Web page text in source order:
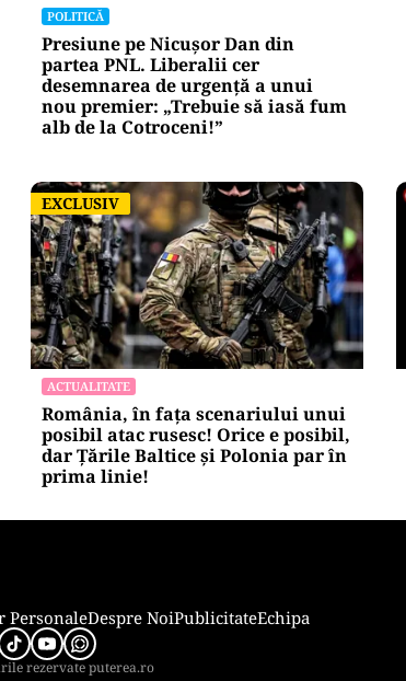
POLITICĂ
Presiune pe Nicușor Dan din
partea PNL. Liberalii cer
desemnarea de urgență a unui
nou premier: „Trebuie să iasă fum
alb de la Cotroceni!”
EXCLUSIV
EXCLUSIV
ACTUALITATE
România, în fața scenariului unui
posibil atac rusesc! Orice e posibil,
dar Țările Baltice și Polonia par în
prima linie!
PersonaleDespre NoiPublicitateEchipa
rezervate puterea.ro